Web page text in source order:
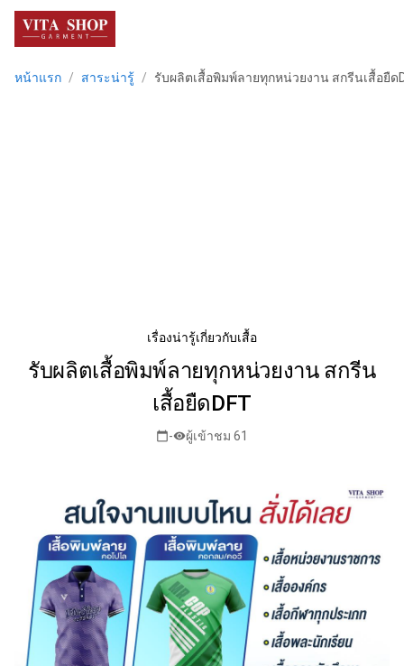
หน้าแรก / สาระน่ารู้ / รับผลิตเสื้อพิมพ์ลายทุกหน่วยงาน สกรีนเสื้อยืด
เรื่องน่ารู้เกี่ยวกับเสื้อ
รับผลิตเสื้อพิมพ์ลายทุกหน่วยงาน สกรีน
เสื้อยืดDFT
calendar_today-visibilityผู้เข้าชม 61